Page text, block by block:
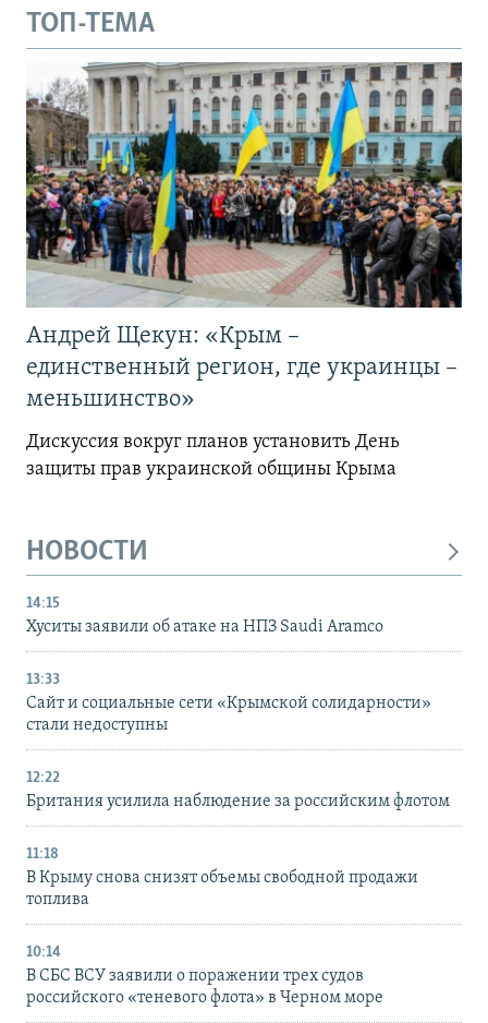
ТОП-ТЕМА
Андрей Щекун: «Крым –
единственный регион, где украинцы –
меньшинство»
Дискуссия вокруг планов установить День
защиты прав украинской общины Крыма
НОВОСТИ
14:15
Хуситы заявили об атаке на НПЗ Saudi Aramco
13:33
Сайт и социальные сети «Крымской солидарности»
стали недоступны
12:22
Британия усилила наблюдение за российским флотом
11:18
В Крыму снова снизят объемы свободной продажи
топлива
10:14
В СБС ВСУ заявили о поражении трех судов
российского «теневого флота» в Черном море